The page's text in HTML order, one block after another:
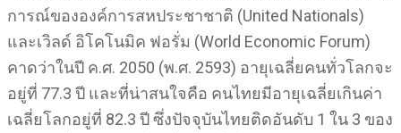
การณ์ขององค์การสหประชาชาติ (United Nationals)
และเวิลด์ อิโคโนมิค ฟอรั่ม (World Economic Forum)
คาดว่าในปี ค.ศ. 2050 (พ.ศ. 2593) อายุเฉลี่ยคนทั่วโลกจะ
อยู่ที่ 77.3 ปี และที่น่าสนใจคือ คนไทยมีอายุเฉลี่ยเกินค่า
เฉลี่ยโลกอยู่ที่ 82.3 ปี ซึ่งปัจจุบันไทยติดอันดับ 1 ใน 3 ของ